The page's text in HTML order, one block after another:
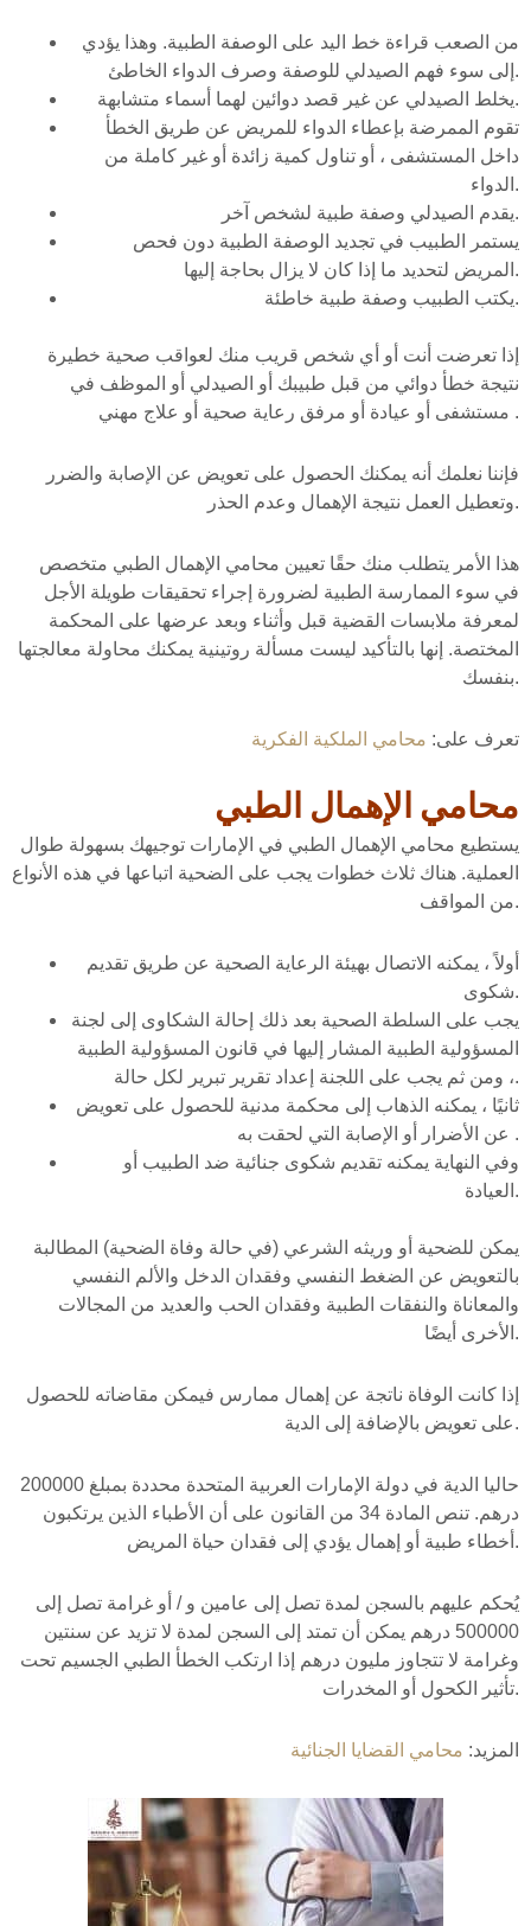
من الصعب قراءة خط اليد على الوصفة الطبية. وهذا يؤدي
إلى سوء فهم الصيدلي للوصفة وصرف الدواء الخاطئ.
يخلط الصيدلي عن غير قصد دوائين لهما أسماء متشابهة.
تقوم الممرضة بإعطاء الدواء للمريض عن طريق الخطأ
داخل المستشفى ، أو تناول كمية زائدة أو غير كاملة من
الدواء.
يقدم الصيدلي وصفة طبية لشخص آخر.
يستمر الطبيب في تجديد الوصفة الطبية دون فحص
المريض لتحديد ما إذا كان لا يزال بحاجة إليها.
يكتب الطبيب وصفة طبية خاطئة.
إذا تعرضت أنت أو أي شخص قريب منك لعواقب صحية خطيرة
نتيجة خطأ دوائي من قبل طبيبك أو الصيدلي أو الموظف في
مستشفى أو عيادة أو مرفق رعاية صحية أو علاج مهني .
فإننا نعلمك أنه يمكنك الحصول على تعويض عن الإصابة والضرر
وتعطيل العمل نتيجة الإهمال وعدم الحذر.
هذا الأمر يتطلب منك حقًا تعيين محامي الإهمال الطبي متخصص
في سوء الممارسة الطبية لضرورة إجراء تحقيقات طويلة الأجل
لمعرفة ملابسات القضية قبل وأثناء وبعد عرضها على المحكمة
المختصة. إنها بالتأكيد ليست مسألة روتينية يمكنك محاولة معالجتها
بنفسك.
تعرف على: محامي الملكية الفكرية
محامي الإهمال الطبي
يستطيع محامي الإهمال الطبي في الإمارات توجيهك بسهولة طوال
العملية. هناك ثلاث خطوات يجب على الضحية اتباعها في هذه الأنواع
من المواقف.
أولاً ، يمكنه الاتصال بهيئة الرعاية الصحية عن طريق تقديم
شكوى.
يجب على السلطة الصحية بعد ذلك إحالة الشكاوى إلى لجنة
المسؤولية الطبية المشار إليها في قانون المسؤولية الطبية
، ومن ثم يجب على اللجنة إعداد تقرير تبرير لكل حالة.
ثانيًا ، يمكنه الذهاب إلى محكمة مدنية للحصول على تعويض
عن الأضرار أو الإصابة التي لحقت به .
وفي النهاية يمكنه تقديم شكوى جنائية ضد الطبيب أو
العيادة.
يمكن للضحية أو وريثه الشرعي (في حالة وفاة الضحية) المطالبة
بالتعويض عن الضغط النفسي وفقدان الدخل والألم النفسي
والمعاناة والنفقات الطبية وفقدان الحب والعديد من المجالات
الأخرى أيضًا.
إذا كانت الوفاة ناتجة عن إهمال ممارس فيمكن مقاضاته للحصول
على تعويض بالإضافة إلى الدية.
حاليا الدية في دولة الإمارات العربية المتحدة محددة بمبلغ 200000
درهم. تنص المادة 34 من القانون على أن الأطباء الذين يرتكبون
أخطاء طبية أو إهمال يؤدي إلى فقدان حياة المريض.
يُحكم عليهم بالسجن لمدة تصل إلى عامين و / أو غرامة تصل إلى
500000 درهم يمكن أن تمتد إلى السجن لمدة لا تزيد عن سنتين
وغرامة لا تتجاوز مليون درهم إذا ارتكب الخطأ الطبي الجسيم تحت
تأثير الكحول أو المخدرات.
المزيد: محامي القضايا الجنائية